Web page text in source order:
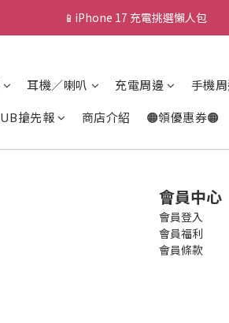
💰新會員送 $88 購物金
📱iPhone 17 充電挑選懶人包
💰新會員送 $88 購物金
耳機／喇叭 充電周邊 手機
UB搶先報 商店介紹 🟠領優惠券🟠
會員中心
會員登入
會員福利
會員條款